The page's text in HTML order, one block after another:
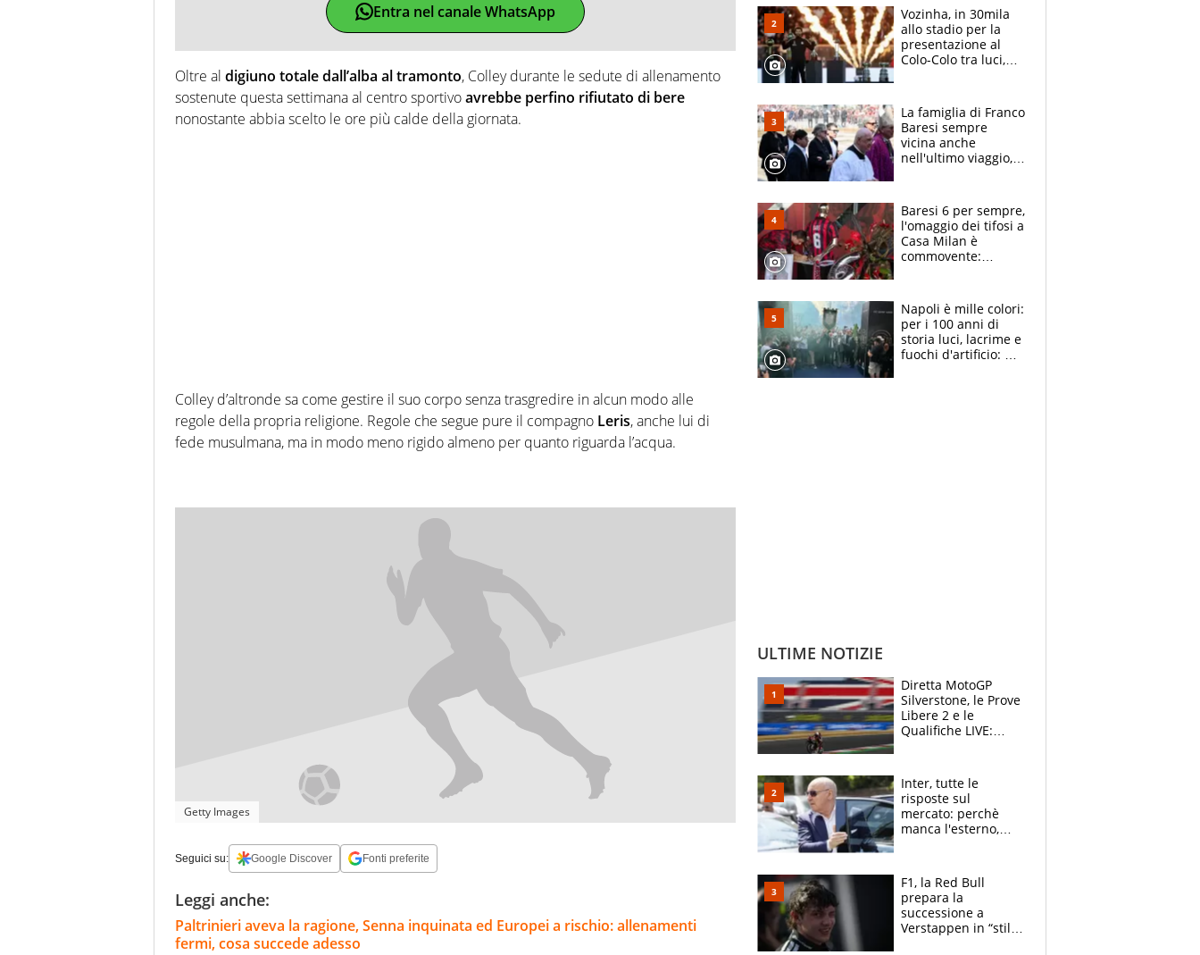
Entra nel canale WhatsApp
Oltre al digiuno totale dall’alba al tramonto, Colley durante le sedute di allenamento
sostenute questa settimana al centro sportivoavrebbe perfino rifiutato di bere
nonostante abbia scelto le ore più calde della giornata.
Colley d’altronde sa come gestire il suo corpo senza trasgredire in alcun modo alle
regole della propria religione. Regole che segue pure il compagno Leris, anche lui di
fede musulmana, ma in modo meno rigido almeno per quanto riguarda l’acqua.
Getty Images
Seguici su: Google Discover Fonti preferite
Leggi anche:
Paltrinieri aveva la ragione, Senna inquinata ed Europei a rischio: allenamenti
fermi, cosa succede adesso
Vozinha, in 30mila
allo stadio per la
presentazione al
Colo-Colo tra luci,
La famiglia di Franco
Baresi sempre
vicina anche
nell'ultimo viaggio,
circondati
dall'affetto dei tifosi
Baresi 6 per sempre,
l'omaggio dei tifosi a
Casa Milan è
commovente:
bigliettini
Napoli è mille colori:
per i 100 anni di
storia luci, lacrime e
fuochi d'artificio: De
ULTIME NOTIZIE
Diretta MotoGP
Silverstone, le Prove
Libere 2 e le
Qualifiche LIVE:
FP2
Inter, tutte le
risposte sul
mercato: perchè
manca l'esterno,
vero obiettivo di
Marotta
F1, la Red Bull
prepara la
successione a
Verstappen in “stile